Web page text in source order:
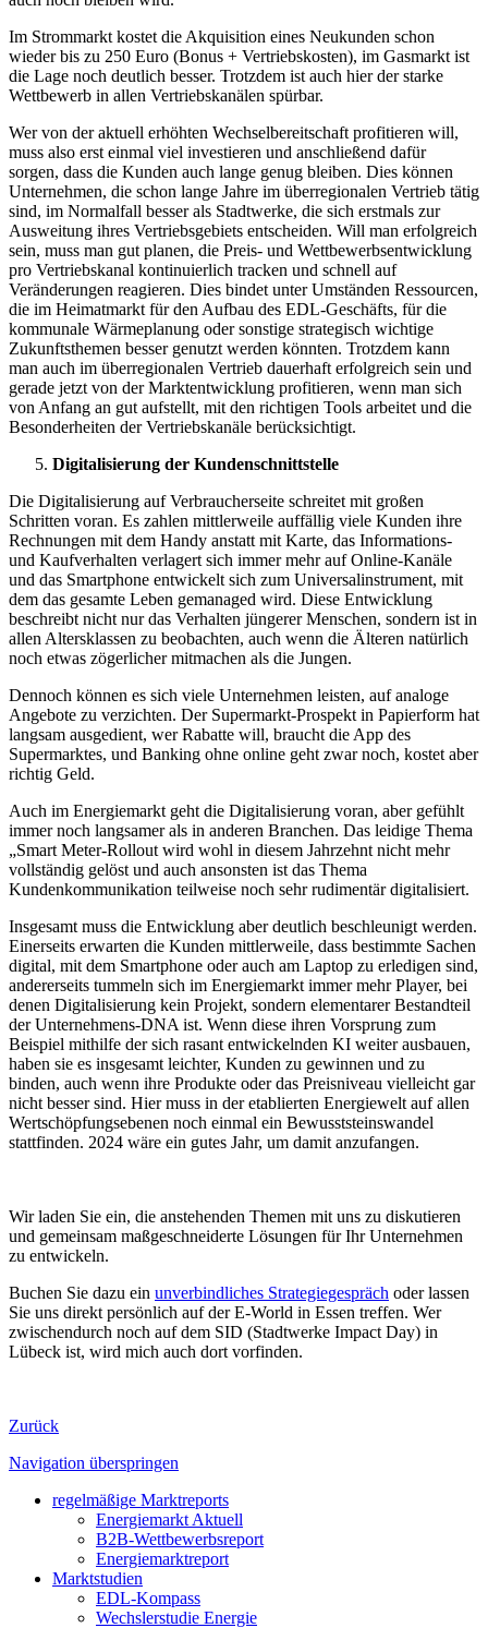
Im Strommarkt kostet die Akquisition eines Neukunden schon
wieder bis zu 250 Euro (Bonus + Vertriebskosten), im Gasmarkt ist
die Lage noch deutlich besser. Trotzdem ist auch hier der starke
Wettbewerb in allen Vertriebskanälen spürbar.
Wer von der aktuell erhöhten Wechselbereitschaft profitieren will,
muss also erst einmal viel investieren und anschließend dafür
sorgen, dass die Kunden auch lange genug bleiben. Dies können
Unternehmen, die schon lange Jahre im überregionalen Vertrieb tätig
sind, im Normalfall besser als Stadtwerke, die sich erstmals zur
Ausweitung ihres Vertriebsgebiets entscheiden. Will man erfolgreich
sein, muss man gut planen, die Preis- und Wettbewerbsentwicklung
pro Vertriebskanal kontinuierlich tracken und schnell auf
Veränderungen reagieren. Dies bindet unter Umständen Ressourcen,
die im Heimatmarkt für den Aufbau des EDL-Geschäfts, für die
kommunale Wärmeplanung oder sonstige strategisch wichtige
Zukunftsthemen besser genutzt werden könnten. Trotzdem kann
man auch im überregionalen Vertrieb dauerhaft erfolgreich sein und
gerade jetzt von der Marktentwicklung profitieren, wenn man sich
von Anfang an gut aufstellt, mit den richtigen Tools arbeitet und die
Besonderheiten der Vertriebskanäle berücksichtigt.
Digitalisierung der Kundenschnittstelle
Die Digitalisierung auf Verbraucherseite schreitet mit großen
Schritten voran. Es zahlen mittlerweile auffällig viele Kunden ihre
Rechnungen mit dem Handy anstatt mit Karte, das Informations-
und Kaufverhalten verlagert sich immer mehr auf Online-Kanäle
und das Smartphone entwickelt sich zum Universalinstrument, mit
dem das gesamte Leben gemanaged wird. Diese Entwicklung
beschreibt nicht nur das Verhalten jüngerer Menschen, sondern ist in
allen Altersklassen zu beobachten, auch wenn die Älteren natürlich
noch etwas zögerlicher mitmachen als die Jungen.
Dennoch können es sich viele Unternehmen leisten, auf analoge
Angebote zu verzichten. Der Supermarkt-Prospekt in Papierform hat
langsam ausgedient, wer Rabatte will, braucht die App des
Supermarktes, und Banking ohne online geht zwar noch, kostet aber
richtig Geld.
Auch im Energiemarkt geht die Digitalisierung voran, aber gefühlt
immer noch langsamer als in anderen Branchen. Das leidige Thema
„Smart Meter-Rollout wird wohl in diesem Jahrzehnt nicht mehr
vollständig gelöst und auch ansonsten ist das Thema
Kundenkommunikation teilweise noch sehr rudimentär digitalisiert.
Insgesamt muss die Entwicklung aber deutlich beschleunigt werden.
Einerseits erwarten die Kunden mittlerweile, dass bestimmte Sachen
digital, mit dem Smartphone oder auch am Laptop zu erledigen sind,
andererseits tummeln sich im Energiemarkt immer mehr Player, bei
denen Digitalisierung kein Projekt, sondern elementarer Bestandteil
der Unternehmens-DNA ist. Wenn diese ihren Vorsprung zum
Beispiel mithilfe der sich rasant entwickelnden KI weiter ausbauen,
haben sie es insgesamt leichter, Kunden zu gewinnen und zu
binden, auch wenn ihre Produkte oder das Preisniveau vielleicht gar
nicht besser sind. Hier muss in der etablierten Energiewelt auf allen
Wertschöpfungsebenen noch einmal ein Bewusststeinswandel
stattfinden. 2024 wäre ein gutes Jahr, um damit anzufangen.
Wir laden Sie ein, die anstehenden Themen mit uns zu diskutieren
und gemeinsam maßgeschneiderte Lösungen für Ihr Unternehmen
zu entwickeln.
Buchen Sie dazu ein unverbindliches Strategiegespräch oder lassen
Sie uns direkt persönlich auf der E-World in Essen treffen. Wer
zwischendurch noch auf dem SID (Stadtwerke Impact Day) in
Lübeck ist, wird mich auch dort vorfinden.
Zurück
Navigation überspringen
regelmäßige Marktreports
Energiemarkt Aktuell
B2B-Wettbewerbsreport
Energiemarktreport
Marktstudien
EDL-Kompass
Wechslerstudie Energie